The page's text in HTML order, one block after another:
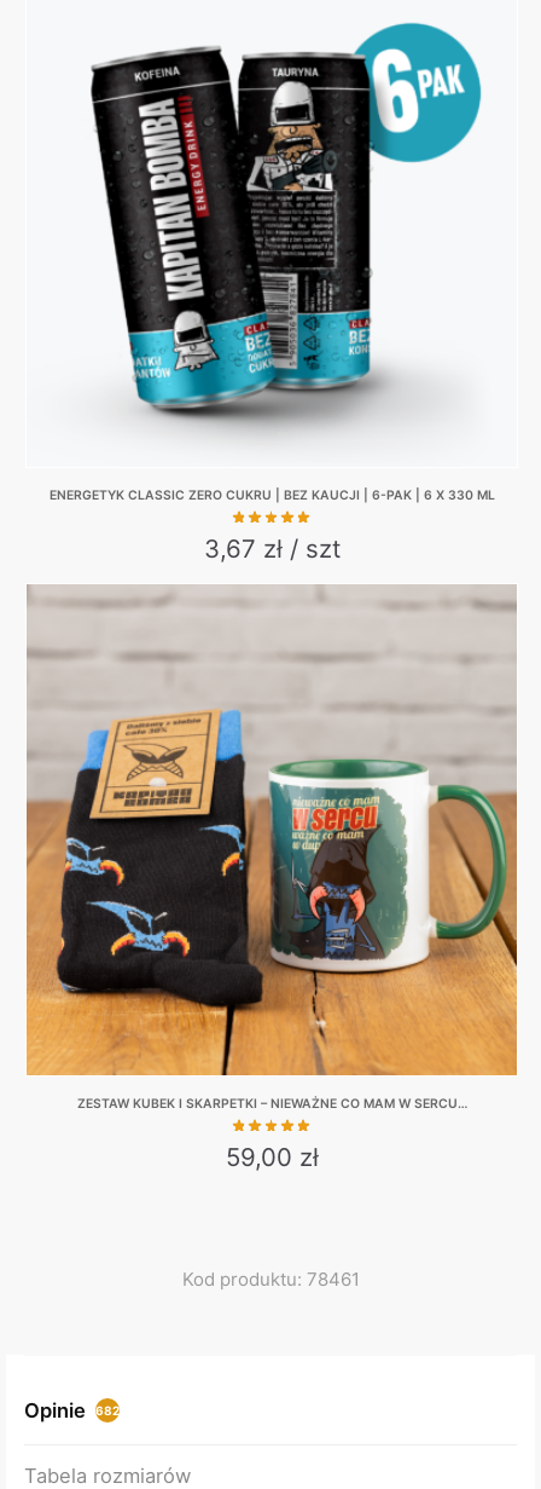
130,00 zł.
is:
99,00 zł.
multiple
variants.
The
options
may
be
chosen
on
the
product
page
ENERGETYK CLASSIC ZERO CUKRU | BEZ KAUCJI | 6-PAK | 6 X 330 ML
3,67 zł / szt
ZESTAW KUBEK I SKARPETKI – NIEWAŻNE CO MAM W SERCU…
59,00 zł
multiple
Kod produktu: 78461
Opinie 682
Tabela rozmiarów